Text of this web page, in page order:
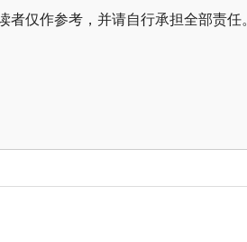
仅作参考，并请自行承担全部责任。